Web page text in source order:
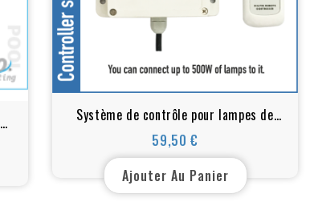
Système de contrôle pour lampes de
piscine RGB ET RGBW
59,50 €
Prix
Ajouter Au Panier